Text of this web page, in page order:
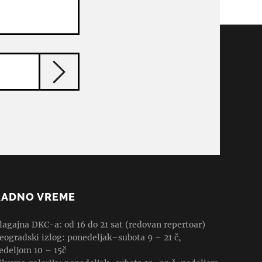
VREME
DKC-a: od 16 do 21 sat (redovan repertoar)
izlog: ponedeljak–subota 9 – 21 č,
10 – 15č